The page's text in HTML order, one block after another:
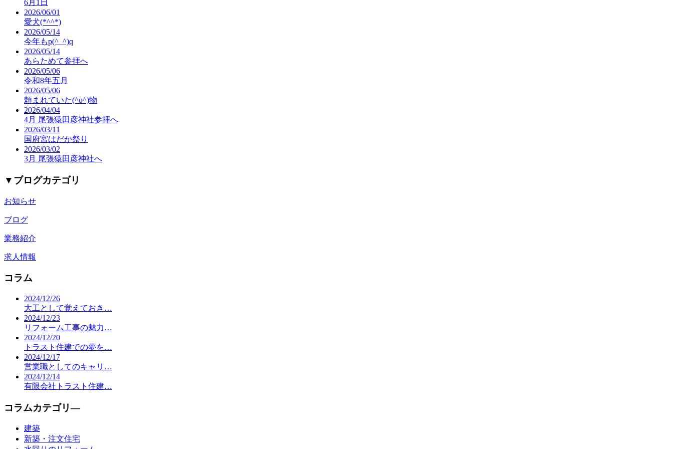
6月1日
2026/06/01
愛犬(*^^*)
2026/05/14
今年もp(^_^)q
2026/05/14
あらためて参拝へ
2026/05/06
令和8年五月
2026/05/06
頼まれていた(^o^)物
2026/04/04
4月 尾張猿田彦神社参拝へ
2026/03/11
国府宮はだか祭り
2026/03/02
3月 尾張猿田彦神社へ
▼ ブログカテゴリ
お知らせ
ブログ
業務紹介
求人情報
コラム
2024/12/26
大工として覚えておき…
2024/12/23
リフォーム工事の魅力…
2024/12/20
トラスト住建での夢を…
2024/12/17
営業職としてのキャリ…
2024/12/14
有限会社トラスト住建…
コラムカテゴリ―
建築
新築・注文住宅